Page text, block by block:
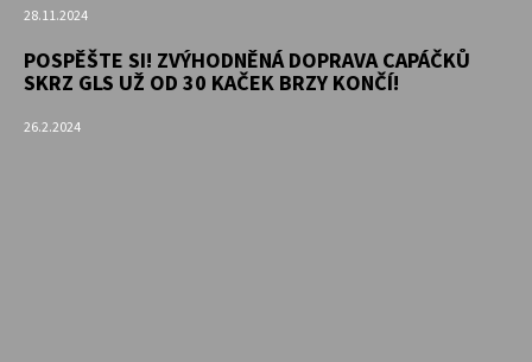
28.11.2024
POSPĚŠTE SI! ZVÝHODNĚNÁ DOPRAVA CAPÁČKŮ
SKRZ GLS UŽ OD 30 KAČEK BRZY KONČÍ!
26.2.2024